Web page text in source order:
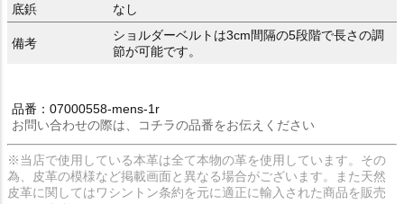
底鋲
なし
備考
ショルダーベルトは3cm間隔の5段階で長さの調
節が可能です。
品番：07000558-mens-1r
お問い合わせの際は、コチラの品番をお伝えください
※当店で使用している本革は全て本物の革を使用しています。その
為、皮革の模様など掲載画面と異なる場合がございます。また天然
皮革に関してはワシントン条約を元に適正に輸入された商品を販売